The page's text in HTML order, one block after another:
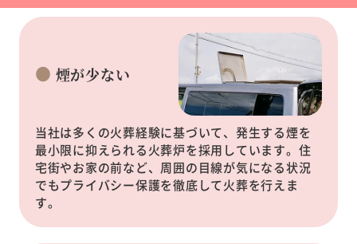
煙が少ない
当社は多くの火葬経験に基づいて、発生する煙を
最小限に抑えられる火葬炉を採用しています。住
宅街やお家の前など、周囲の目線が気になる状況
でもプライバシー保護を徹底して火葬を行えま
す。